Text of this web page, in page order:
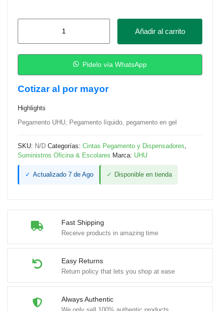
Fast Shipping
Receive products in amazing time
Easy Returns
Return policy that lets you shop at ease
Always Authentic
RD$360.00
Varios
Tamaños
Añadir al carrito
Pidelo vía WhatsApp
Cotizar al por mayor
Highlights
Pegamento UHU, Pegamento líquido, pegamento en gel
SKU: N/D Categorías: Cintas Pegamento y Dispensadores
Suministros Oficina & Escolares Marca: UHU
✓ Actualizado 7 de Ago ✓ Disponible en tienda